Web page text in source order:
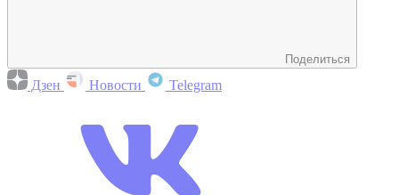
Поделиться
Дзен Новости Telegram